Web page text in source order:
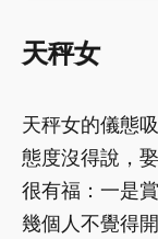
天秤女
天秤女的儀態
態度沒得說，
很有福：一是
幾個人不覺得